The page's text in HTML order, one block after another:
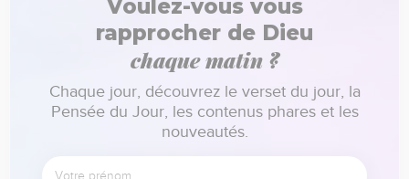
Voulez-vous vous
rapprocher de Dieu
chaque matin ?
Chaque jour, découvrez le verset du jour, la
Pensée du Jour, les contenus phares et les
nouveautés.